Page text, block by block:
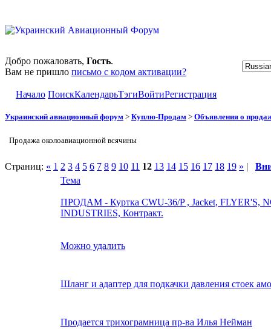
Добро пожаловать, Гость.
Вам не пришло письмо с кодом активации?
Начало ПоискКалендарьТэгиВойтиРегистрация
Украинский авиационный форум > Куплю-Продам > Объявления о
Продажа околоавиационной всячины
Страниц: « 1 2 3 4 5 6 7 8 9 10 11 12 13 14 15 16 17 18 19 » |
Тема
ПРОДАМ - Куртка CWU-36/P , Jacket, FLYER'S,
INDUSTRIES, Контракт.
Можно удалить
Шланг и адаптер для подкачки давления стоек
Продается трихограмница пр-ва Илья Нейман